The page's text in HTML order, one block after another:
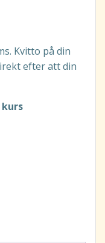
Kvitto på din
efter att din